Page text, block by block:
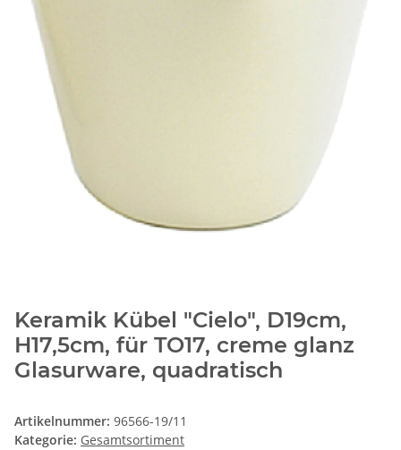
Keramik Kübel "Cielo", D19cm,
H17,5cm, für TO17, creme glanz
Glasurware, quadratisch
Artikelnummer: 96566-19/11
Kategorie: Gesamtsortiment